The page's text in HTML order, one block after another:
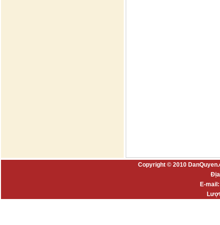
Copyright © 2010
E-